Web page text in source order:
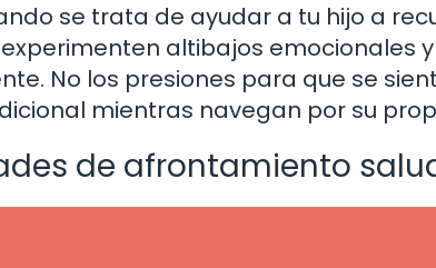
se trata de ayudar a tu hijo a
altibajos emocionales
No los presiones para que se
mientras navegan por su
de afrontamiento